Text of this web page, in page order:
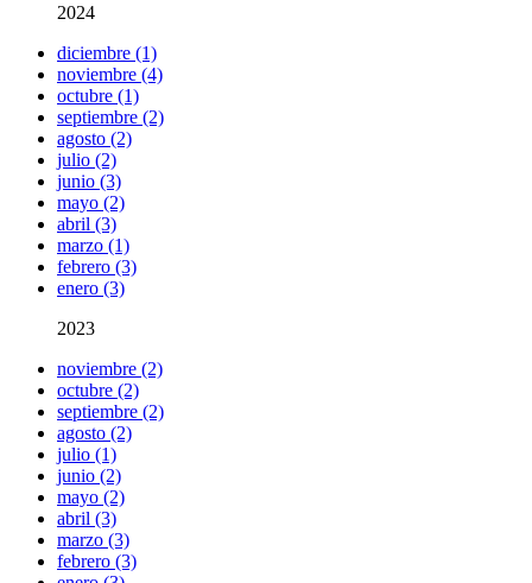
2024
diciembre (1)
noviembre (4)
octubre (1)
septiembre (2)
agosto (2)
julio (2)
junio (3)
mayo (2)
abril (3)
marzo (1)
febrero (3)
enero (3)
2023
noviembre (2)
octubre (2)
septiembre (2)
agosto (2)
julio (1)
junio (2)
mayo (2)
abril (3)
marzo (3)
febrero (3)